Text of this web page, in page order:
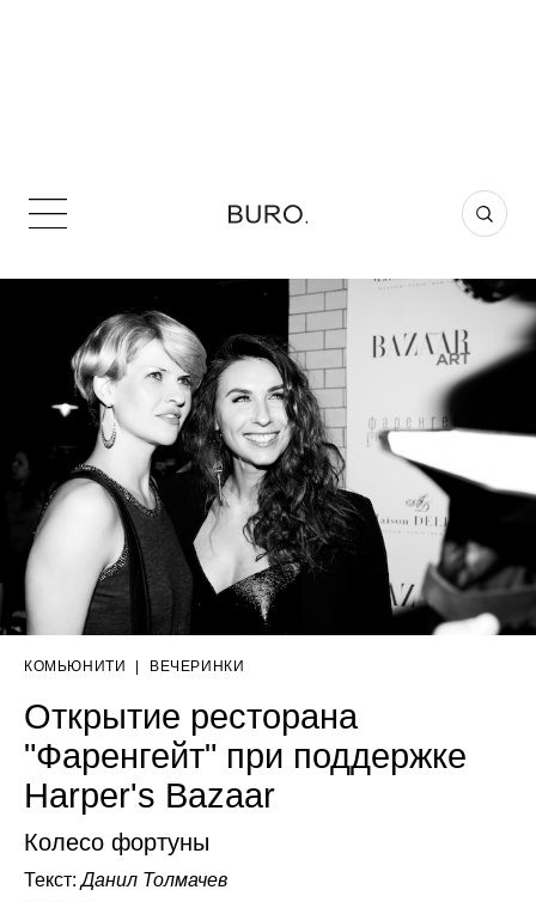
КОМЬЮНИТИ ВЕЧЕРИНКИ
Открытие ресторана
"Фаренгейт" при поддержке
Harper's Bazaar
Колесо фортуны
Текст:Данил Толмачев